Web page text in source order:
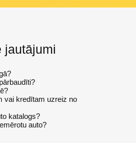
jautājumi
vai kredītam uzreiz no
katalogs?
auto?